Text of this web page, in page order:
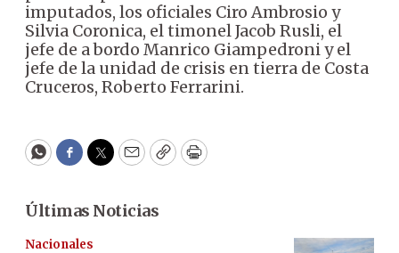
imputados, los oficiales Ciro Ambrosio y
Silvia Coronica, el timonel Jacob Rusli, el
jefe de a bordo Manrico Giampedroni y el
jefe de la unidad de crisis en tierra de Costa
Cruceros, Roberto Ferrarini.
WhatsApp
Facebook
Twitter
EmailCopyPrint
Últimas Noticias
Nacionales